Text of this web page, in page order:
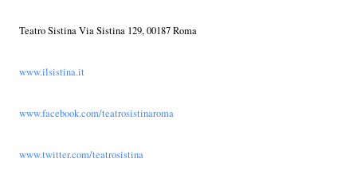
Teatro Sistina Via Sistina 129, 00187 Roma
www.ilsistina.it
www.facebook.com/teatrosistinaroma
www.twitter.com/teatrosistina